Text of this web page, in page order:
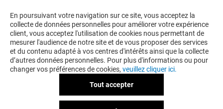
FIDELE
Devenez membre de Portet & Moi pour bénéficier
d'avantages, d'offres et de services exclusifs dans
votre Centre Commercial Portet et chez nos
partenaires.
En poursuivant votre navigation sur ce site, vous acceptez la
collecte de données personnelles pour améliorer votre expérience
client, vous acceptez l'utilisation de cookies nous permettant de
mesurer l'audience de notre site et de vous proposer des services
et du contenu adapté à vos centres d'intérêts ainsi que la collecte
d’autres données personnelles. Pour plus d'informations ou pour
changer vos préférences de cookies, veuillez cliquer ici.
Tout accepter